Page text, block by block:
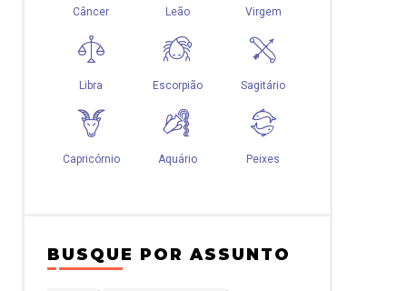
BUSQUE POR ASSUNTO